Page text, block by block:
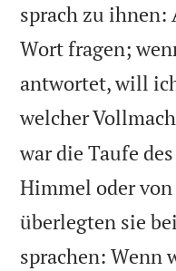
sprach zu
Wort fragen;
antwortet, will
welcher
war die Taufe
Himmel oder
überlegten sie
sprachen: Wenn